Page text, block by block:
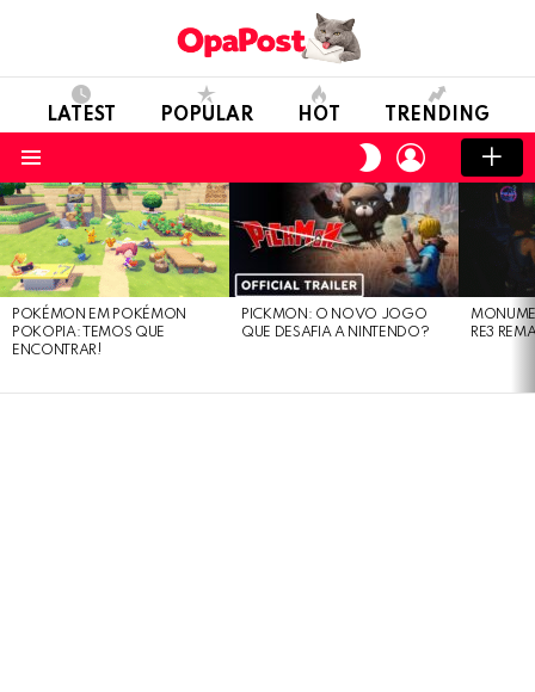
LATEST POPULAR HOT TRENDING
SWITCH
SKIN
LOGIN
LATEST
STORIES
POKÉMON EM POKÉMON
POKOPIA: TEMOS QUE
ENCONTRAR!
PICKMON: O NOVO JOGO
QUE DESAFIA A NINTENDO?
RE3